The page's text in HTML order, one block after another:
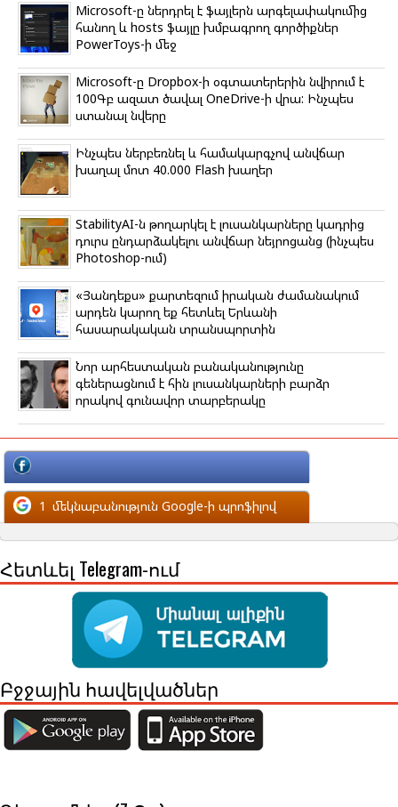
Microsoft-ը ներդրել է ֆայլերն արգելափակումից
հանող և hosts ֆայլը խմբագրող գործիքներ
PowerToys-ի մեջ
Microsoft-ը Dropbox-ի օգտատերերին նվիրում է
100Գբ ազատ ծավալ OneDrive-ի վրա: Ինչպես
ստանալ նվերը
Ինչպես ներբեռնել և համակարգչով անվճար
խաղալ մոտ 40.000 Flash խաղեր
StabilityAI-ն թողարկել է լուսանկարները կադրից
դուրս ընդարձակելու անվճար նեյրոցանց (ինչպես
Photoshop-ում)
«Յանդեքս» քարտեզում իրական ժամանակում
արդեն կարող եք հետևել Երևանի
հասարակական տրանսպորտին
Նոր արհեստական բանականությունը
գեներացնում է հին լուսանկարների բարձր
որակով գունավոր տարբերակը
մեկնաբանություն Facebook-ի պրոֆիլով
1 մեկնաբանություն Google-ի պրոֆիլով
Հետևել Telegram-ում
Բջջային հավելվածներ